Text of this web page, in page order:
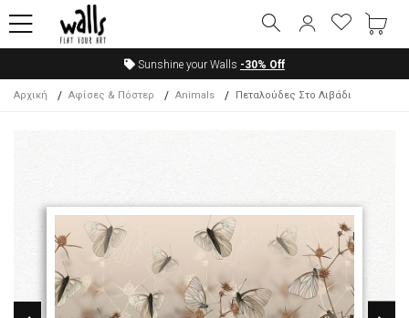
Sunshine your Walls -30% Off
Αρχική Αφίσες & Πόστερ Animals Πεταλούδες Στο Λιβάδι